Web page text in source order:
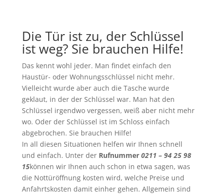
Die Tür ist zu, der Schlüssel
ist weg? Sie brauchen Hilfe!
Das kennt wohl jeder. Man findet einfach den
Haustür- oder Wohnungsschlüssel nicht mehr.
Vielleicht wurde aber auch die Tasche wurde
geklaut, in der der Schlüssel war. Man hat den
Schlüssel irgendwo vergessen, weiß aber nicht mehr
wo. Oder der Schlüssel ist im Schloss einfach
abgebrochen. Sie brauchen Hilfe!
In all diesen Situationen helfen wir Ihnen schnell
und einfach. Unter der Rufnummer 0211 – 94 25 98
15können wir Ihnen auch schon in etwa sagen, was
die Nottüröffnung kosten wird, welche Preise und
Anfahrtskosten damit einher gehen. Allgemein sind